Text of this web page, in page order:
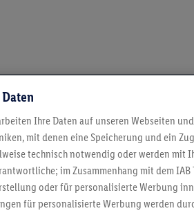
5.95 € Versand
Jetzt zum Newsletter anmelden
Gutschein sichern!
Ihre Daten auf unseren Webseiten
mit denen eine Speicherung und ein
technisch notwendig oder werden mit
im Zusammenhang mit dem IAB
oder für personalisierte Werbung
für personalisierte Werbung werden